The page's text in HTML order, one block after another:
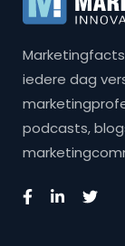
iedere dag
podcasts,